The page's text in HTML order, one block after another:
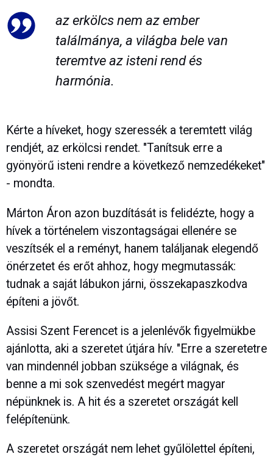
az erkölcs nem az ember
találmánya, a világba bele van
teremtve az isteni rend és
harmónia.
Kérte a híveket, hogy szeressék a teremtett világ
rendjét, az erkölcsi rendet. "Tanítsuk erre a
gyönyörű isteni rendre a következő nemzedékeket"
- mondta.
Márton Áron azon buzdítását is felidézte, hogy a
hívek a történelem viszontagságai ellenére se
veszítsék el a reményt, hanem találjanak elegendő
önérzetet és erőt ahhoz, hogy megmutassák:
tudnak a saját lábukon járni, összekapaszkodva
építeni a jövőt.
Assisi Szent Ferencet is a jelenlévők figyelmükbe
ajánlotta, aki a szeretet útjára hív. "Erre a szeretetre
van mindennél jobban szüksége a világnak, és
benne a mi sok szenvedést megért magyar
népünknek is. A hit és a szeretet országát kell
felépítenünk.
A szeretet országát nem lehet gyűlölettel építeni,